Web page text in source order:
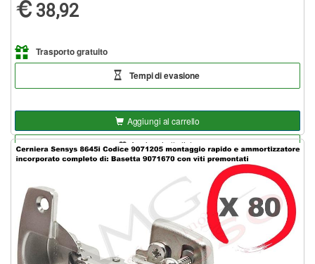
38,92
Trasporto gratuito
Tempi di evasione
Aggiungi al carrello
Aggiungi alla lista